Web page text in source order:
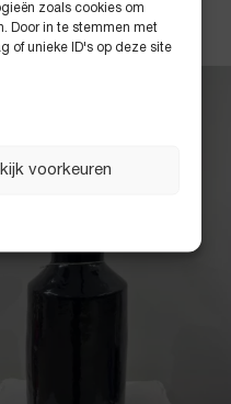
zoals cookies om
Door in te stemmen met
of unieke ID's op deze site
voorkeuren